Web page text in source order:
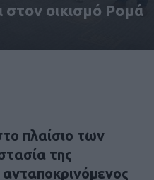
στον οικισμό Ρομά
πλαίσιο των
της
ανταποκρινόμενος